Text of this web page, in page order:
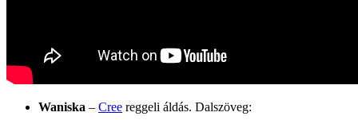
Waniska – Cree reggeli áldás. Dalszöveg: